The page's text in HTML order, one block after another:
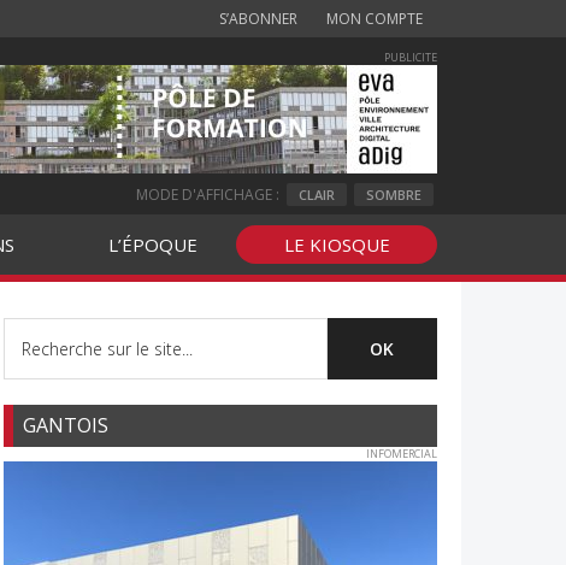
S’ABONNER MON COMPTE
PUBLICITE
MODE D'AFFICHAGE : CLAIR SOMBRE
L’ÉPOQUE LE KIOSQUE
GANTOIS
INFOMERCIAL